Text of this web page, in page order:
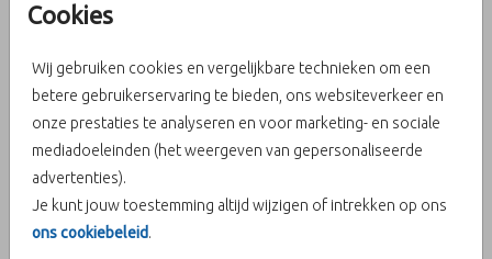
Cookies
Wij gebruiken cookies en vergelijkbare technieken om een
betere gebruikerservaring te bieden, ons websiteverkeer en
onze prestaties te analyseren en voor marketing- en sociale
mediadoeleinden (het weergeven van gepersonaliseerde
advertenties).
Je kunt jouw toestemming altijd wijzigen of intrekken op ons
ons cookiebeleid.
Sluitzegel wij gaan trouwen
Aantal